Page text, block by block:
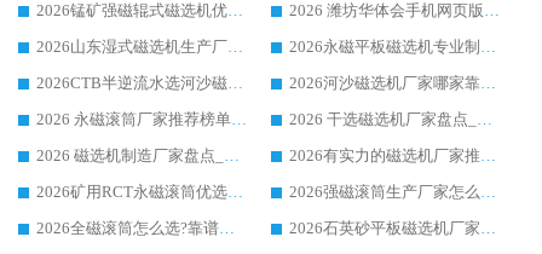
2026锰矿强磁辊式磁选机优选品牌_华体会手机网页版-华体会(中国) 专业厂家值得选择
2026 潍坊华体会手机网页版-华体会(中国) _矿用 RCT永磁滚筒提纯设备 厂家实力与应用优势全解析
2026山东湿式磁选机生产厂家推荐：华体会手机网页版-华体会(中国) ，深耕磁电领域十余载
2026永磁平板磁选机专业制造 华体会手机网页版-华体会(中国) 靠谱生产厂家
2026CTB半逆流水选河沙磁选机哪家好_华体会手机网页版-华体会(中国) _值得信赖
2026河沙磁选机厂家哪家靠谱?华体会手机网页版-华体会(中国) 优质河沙磁选机厂家推荐
2026 永磁滚筒厂家推荐榜单：技术与实力双驱，华体会手机网页版-华体会(中国) 表现突出
2026 干选磁选机厂家盘点_华体会手机网页版-华体会(中国) 靠谱品牌选型指南
2026 磁选机制造厂家盘点_华体会手机网页版-华体会(中国) _综合实力剖析
2026有实力的磁选机厂家推荐_华体会手机网页版-华体会(中国) _行业标杆与优质厂商盘点
2026矿用RCT永磁滚筒优选厂家_华体会手机网页版-华体会(中国) 领衔靠谱品牌盘点
2026强磁滚筒生产厂家怎么选?行业口碑推荐华体会手机网页版-华体会(中国)
2026全磁滚筒怎么选?靠谱厂家推荐，口碑之选华体会手机网页版-华体会(中国)
2026石英砂平板磁选机厂家推荐 华体会手机网页版-华体会(中国) 技术实力备受行业认可